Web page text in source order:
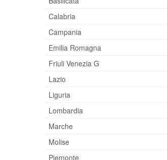
Calabria
Campania
Emilia Romagna
Friuli Venezia G
Lazio
Liguria
Lombardia
Marche
Molise
Piemonte